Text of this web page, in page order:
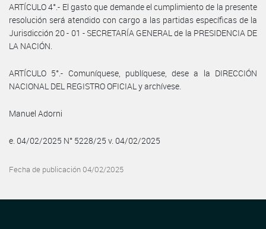
ARTÍCULO 4°.- El gasto que demande el cumplimiento de la presente
resolución será atendido con cargo a las partidas específicas de la
Jurisdicción 20 - 01 - SECRETARÍA GENERAL de la PRESIDENCIA DE
LA NACIÓN.
ARTÍCULO 5°.- Comuníquese, publíquese, dese a la DIRECCIÓN
NACIONAL DEL REGISTRO OFICIAL y archívese.
Manuel Adorni
e. 04/02/2025 N° 5228/25 v. 04/02/2025
Fecha de publicación 04/02/2025